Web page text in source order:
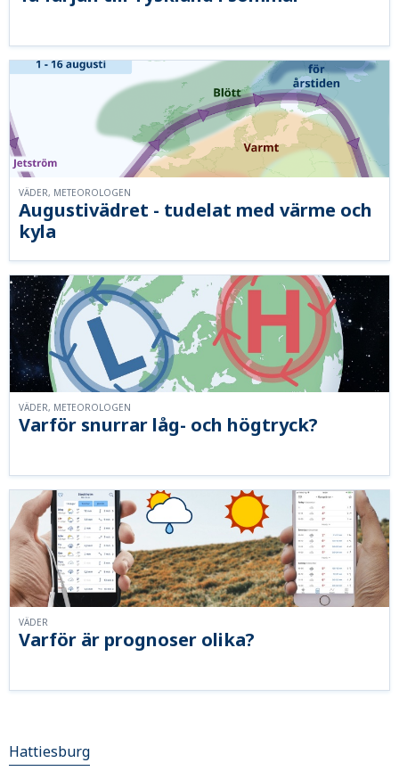
Augustivädret - tudelat med värme och
kyla
VÄDER, METEOROLOGEN
Varför snurrar låg- och högtryck?
VÄDER, METEOROLOGEN
Varför är prognoser olika?
VÄDER
Hattiesburg